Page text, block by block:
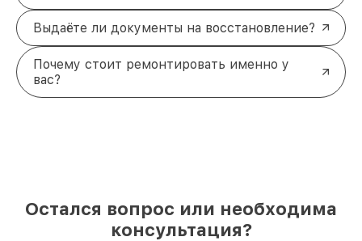
Выдаёте ли документы на восстановление?
Почему стоит ремонтировать именно у
вас?
Остался вопрос или необходима
консультация?